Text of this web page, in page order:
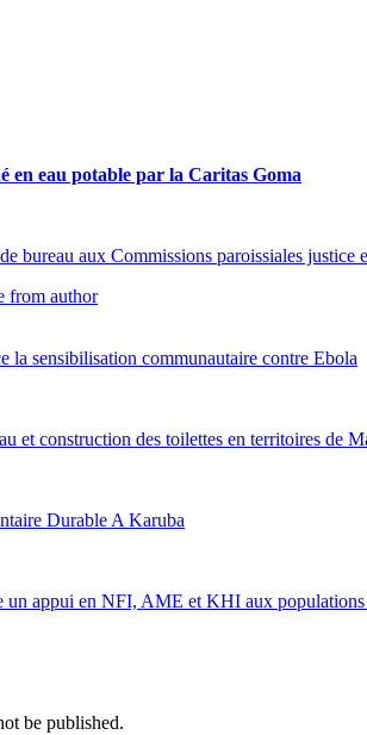
en eau potable par la Caritas Goma
bureau aux Commissions paroissiales
from author
la sensibilisation communautaire contre Ebola
et construction des toilettes en territoires de
Durable A Karuba
un appui en NFI, AME et KHI aux
be published.